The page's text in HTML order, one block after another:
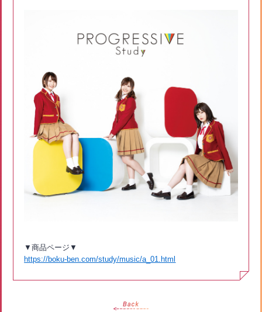
▼商品ページ▼
https://boku-ben.com/study/music/a_01.html